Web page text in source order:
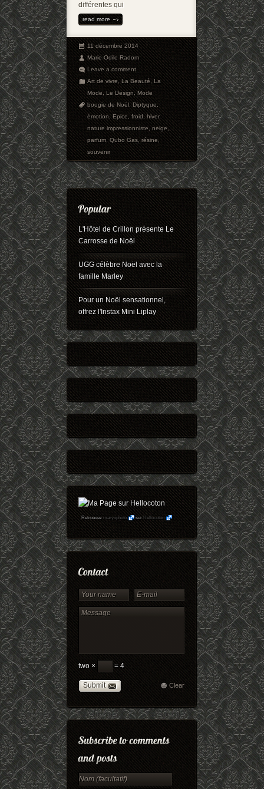
différentes qui
read more
11 décembre 2014
Marie-Odile Radom
Leave a comment
Art de vivre,La Beauté,La
Mode,Le Design,Mode
bougie de Noël,Diptyque,
émotion,Epice,froid,hiver,
nature impressionniste,neige,
parfum,Qubo Gas,résine,
souvenir
L'Hôtel de Crillon présente Le
Carrosse de Noël
UGG célèbre Noël avec la
famille Marley
Pour un Noël sensationnel,
offrez l'Instax Mini Liplay
Retrouvezmaryophoto surHellocoton
two × = 4
Submit Clear